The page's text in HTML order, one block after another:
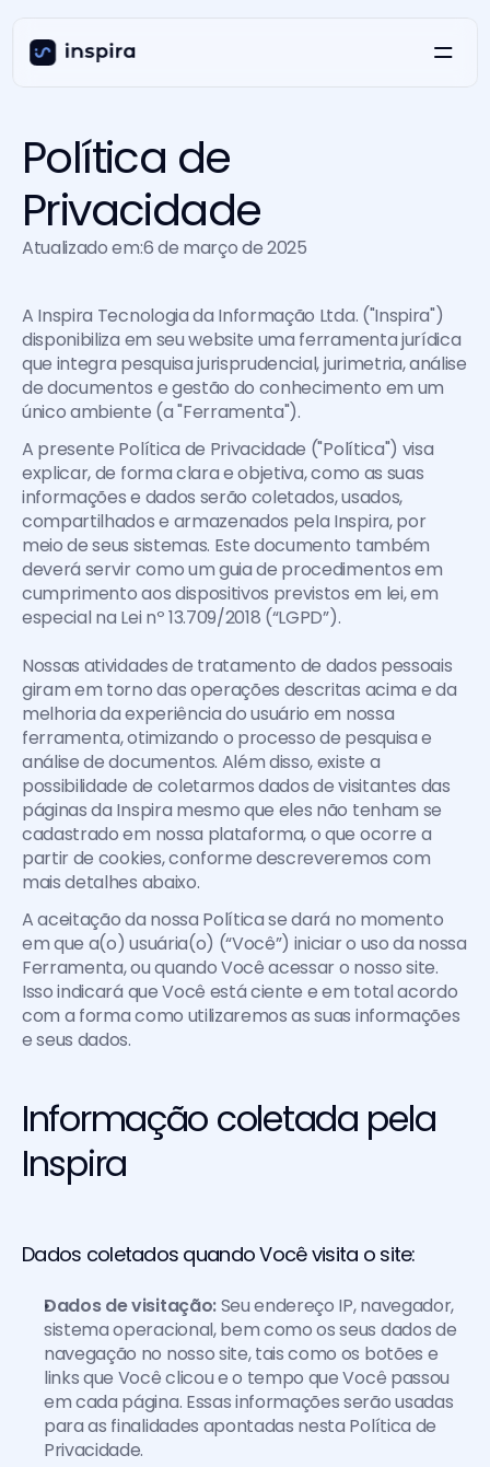
Política de
Privacidade
Atualizado em:6 de março de 2025
A Inspira Tecnologia da Informação Ltda. ("Inspira")
disponibiliza em seu website uma ferramenta jurídica
que integra pesquisa jurisprudencial, jurimetria, análise
de documentos e gestão do conhecimento em um
único ambiente (a "Ferramenta").
A presente Política de Privacidade ("Política") visa
explicar, de forma clara e objetiva, como as suas
informações e dados serão coletados, usados,
compartilhados e armazenados pela Inspira, por
meio de seus sistemas. Este documento também
deverá servir como um guia de procedimentos em
cumprimento aos dispositivos previstos em lei, em
especial na Lei nº 13.709/2018 (“LGPD”).
Nossas atividades de tratamento de dados pessoais
giram em torno das operações descritas acima e da
melhoria da experiência do usuário em nossa
ferramenta, otimizando o processo de pesquisa e
análise de documentos. Além disso, existe a
possibilidade de coletarmos dados de visitantes das
páginas da Inspira mesmo que eles não tenham se
cadastrado em nossa plataforma, o que ocorre a
partir de cookies, conforme descreveremos com
mais detalhes abaixo.
A aceitação da nossa Política se dará no momento
em que a(o) usuária(o) (“Você”) iniciar o uso da nossa
Ferramenta, ou quando Você acessar o nosso site.
Isso indicará que Você está ciente e em total acordo
com a forma como utilizaremos as suas informações
e seus dados.
Informação coletada pela
Inspira
Dados coletados quando Você visita o site:
Dados de visitação: Seu endereço IP, navegador,
sistema operacional, bem como os seus dados de
navegação no nosso site, tais como os botões e
links que Você clicou e o tempo que Você passou
em cada página. Essas informações serão usadas
para as finalidades apontadas nesta Política de
Privacidade.